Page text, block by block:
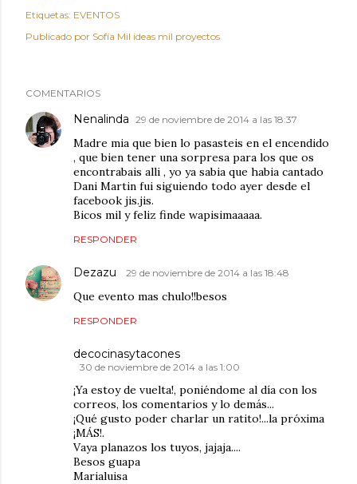
Etiquetas: EVENTOS
Publicado por Sofía Mil ideas mil proyectos
COMENTARIOS
Nenalinda 29 de noviembre de 2014 a las 18:37
Madre mia que bien lo pasasteis en el encendido
, que bien tener una sorpresa para los que os
encontrabais alli , yo ya sabia que habia cantado
Dani Martin fui siguiendo todo ayer desde el
facebook jis.jis.
Bicos mil y feliz finde wapisimaaaaa.
RESPONDER
Dezazu 29 de noviembre de 2014 a las 18:48
Que evento mas chulo!!besos
RESPONDER
decocinasytacones
30 de noviembre de 2014 a las 1:00
¡Ya estoy de vuelta!, poniéndome al día con los
correos, los comentarios y lo demás...
¡Qué gusto poder charlar un ratito!...la próxima
¡MÁS!.
Vaya planazos los tuyos, jajaja....
Besos guapa
Marialuisa